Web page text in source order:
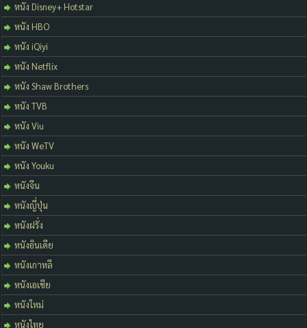
หนัง Disney+ Hotstar
หนัง HBO
หนัง iQiyi
หนัง Netflix
หนัง Shaw Brothers
หนัง TVB
หนัง Viu
หนัง WeTV
หนัง Youku
หนังจีน
หนังญี่ปุ่น
หนังฝรั่ง
หนังอินเดีย
หนังเกาหลี
หนังเอเชีย
หนังใหม่
หนังไทย